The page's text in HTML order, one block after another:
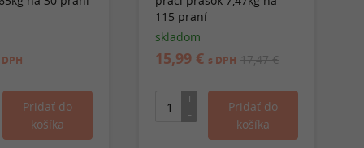
115 praní
skladom
15,99 € s DPH 17,47 €